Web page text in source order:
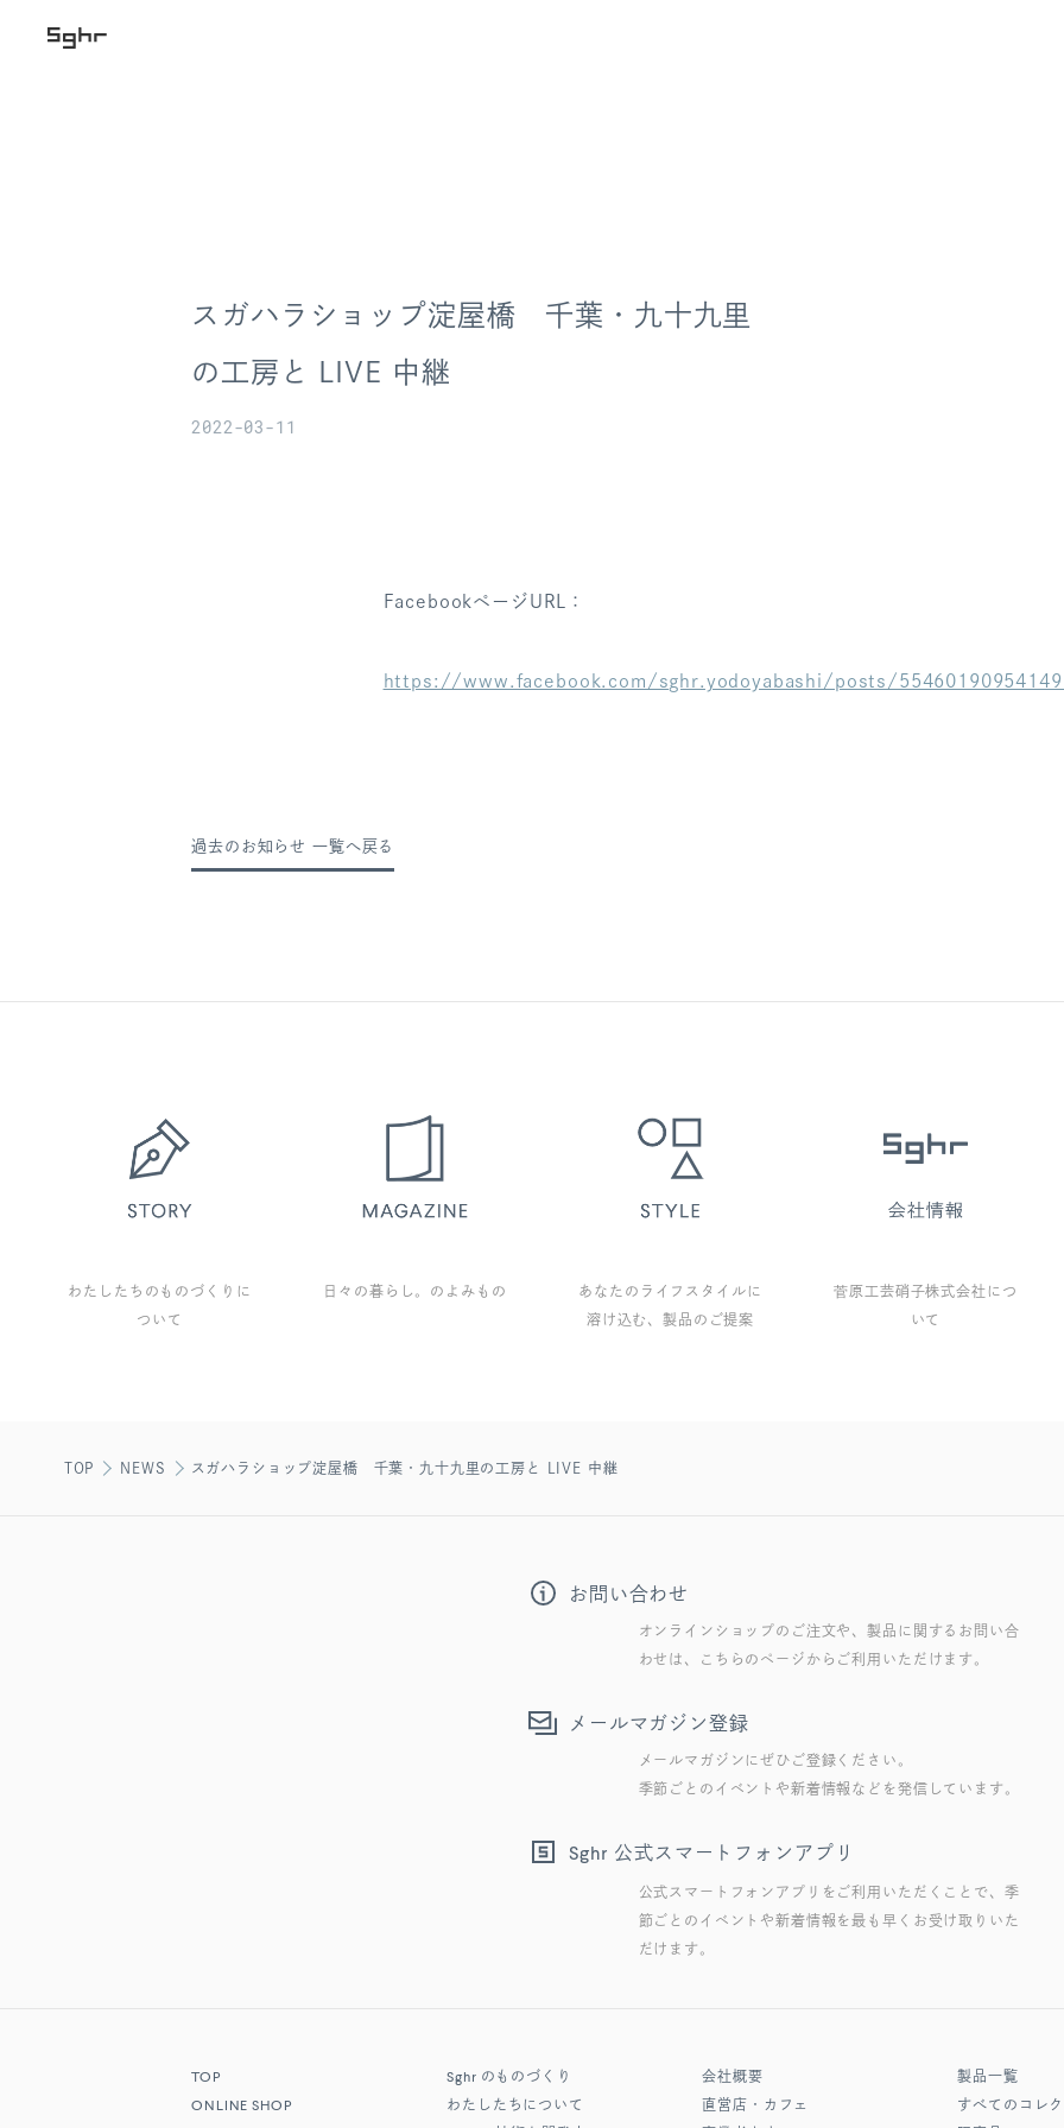
スガハラショップ淀屋橋 千葉・九十九里
の工房と LIVE 中継
2022-03-11
FacebookページURL：
https://www.facebook.com/sghr.yodoyabashi/posts/
過去のお知らせ 一覧へ戻る
わたしたちのものづくりに
ついて
日々の暮らし。のよみもの
あなたのライフスタイルに
溶け込む、製品のご提案
菅原工芸硝子株式会社につ
いて
TOP NEWS スガハラショップ淀屋橋 千葉・九十九里の工房と LIVE 中継
お問い合わせ
オンラインショップのご注文や、製品に関するお問い合
わせは、こちらのページからご利用いただけます。
メールマガジン登録
メールマガジンにぜひご登録ください。
季節ごとのイベントや新着情報などを発信しています。
Sghr 公式スマートフォンアプリ
公式スマートフォンアプリをご利用いただくことで、季
節ごとのイベントや新着情報を最も早くお受け取りいた
だけます。
TOP
ONLINE SHOP
Sghr のものづくり
わたしたちについて
会社概要
直営店・カフェ
製品一覧
すべてのコレ